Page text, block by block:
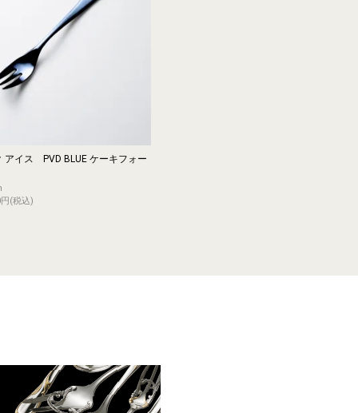
アイス PVD BLUE ケーキフォー
(税込)